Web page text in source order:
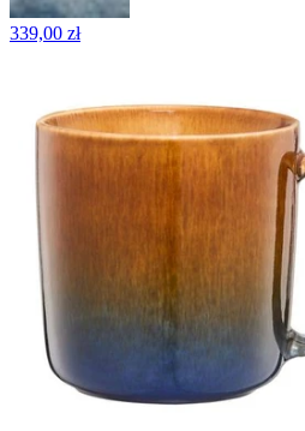
339,00 zł